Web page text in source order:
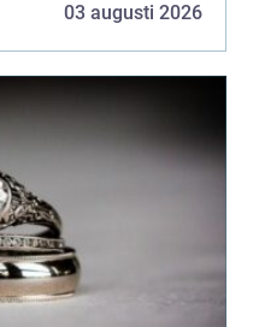
03 augusti 2026